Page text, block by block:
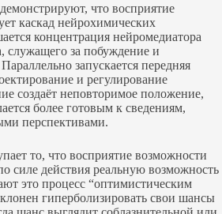
что восприятие
каскад нейрохимических
концентрация нейромедиатора
служащего за побуждение и
запускается передняя
и регулирование
создаёт неповторимое положение,
более готовым к сведениям,
перспективами.
то, что восприятие возможности
силе действия реальную возможность
это процесс “оптимистическим
гиперболизировать свои шансы